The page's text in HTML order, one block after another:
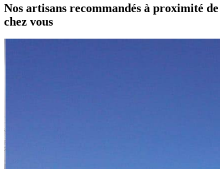
Nos artisans recommandés à proximité de
chez vous